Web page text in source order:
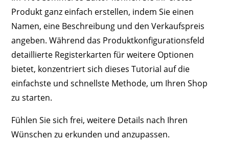
Produkt ganz einfach erstellen, indem Sie einen
Namen, eine Beschreibung und den Verkaufspreis
angeben. Während das Produktkonfigurationsfeld
detaillierte Registerkarten für weitere Optionen
bietet, konzentriert sich dieses Tutorial auf die
einfachste und schnellste Methode, um Ihren Shop
zu starten.
Fühlen Sie sich frei, weitere Details nach Ihren
Wünschen zu erkunden und anzupassen.